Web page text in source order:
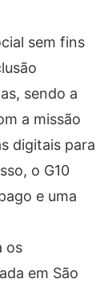
sem fins
sendo a
a missão
digitais para
o G10
e uma
os
em São